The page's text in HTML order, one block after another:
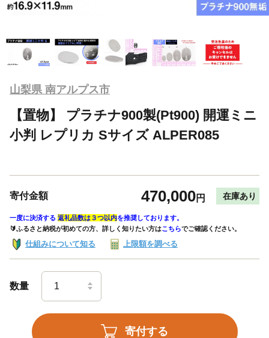
山梨県 南アルプス市
【置物】 プラチナ900製(Pt900) 開運ミニ
小判 レプリカ Sサイズ ALPER085
寄付金額 470,000円 在庫あり
一度に決済する 返礼品数は３つ以内を推奨しております。
🔰ふるさと納税が初めての方、詳しく知りたい方はこちらでご確認ください。
仕組みについて知る 上限額を調べる
数量
寄付する